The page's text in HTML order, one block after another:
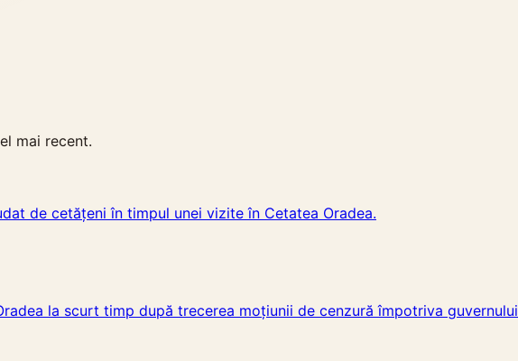
mai recent.
de cetățeni în timpul unei vizite în Cetatea Oradea.
la scurt timp după trecerea moțiunii de cenzură împotriva